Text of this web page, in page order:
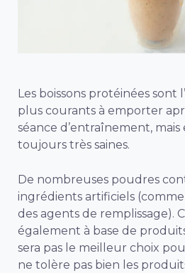
Les boissons protéinées sont
plus courants à emporter
séance d’entraînement, mais
toujours très saines.
De nombreuses poudres
ingrédients artificiels
des agents de remplissage).
également à base de
sera pas le meilleur choix
ne tolère pas bien les